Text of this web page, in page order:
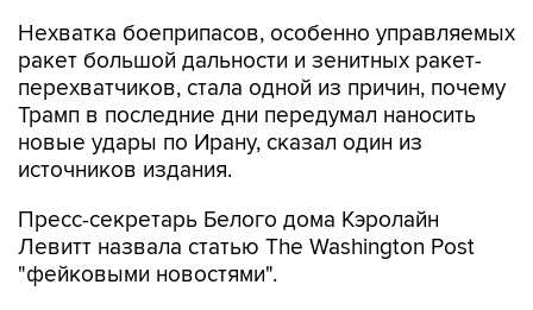
Нехватка боеприпасов, особенно управляемых
ракет большой дальности и зенитных ракет-
перехватчиков, стала одной из причин, почему
Трамп в последние дни передумал наносить
новые удары по Ирану, сказал один из
источников издания.
Пресс-секретарь Белого дома Кэролайн
Левитт назвала статью The Washington Post
"фейковыми новостями".